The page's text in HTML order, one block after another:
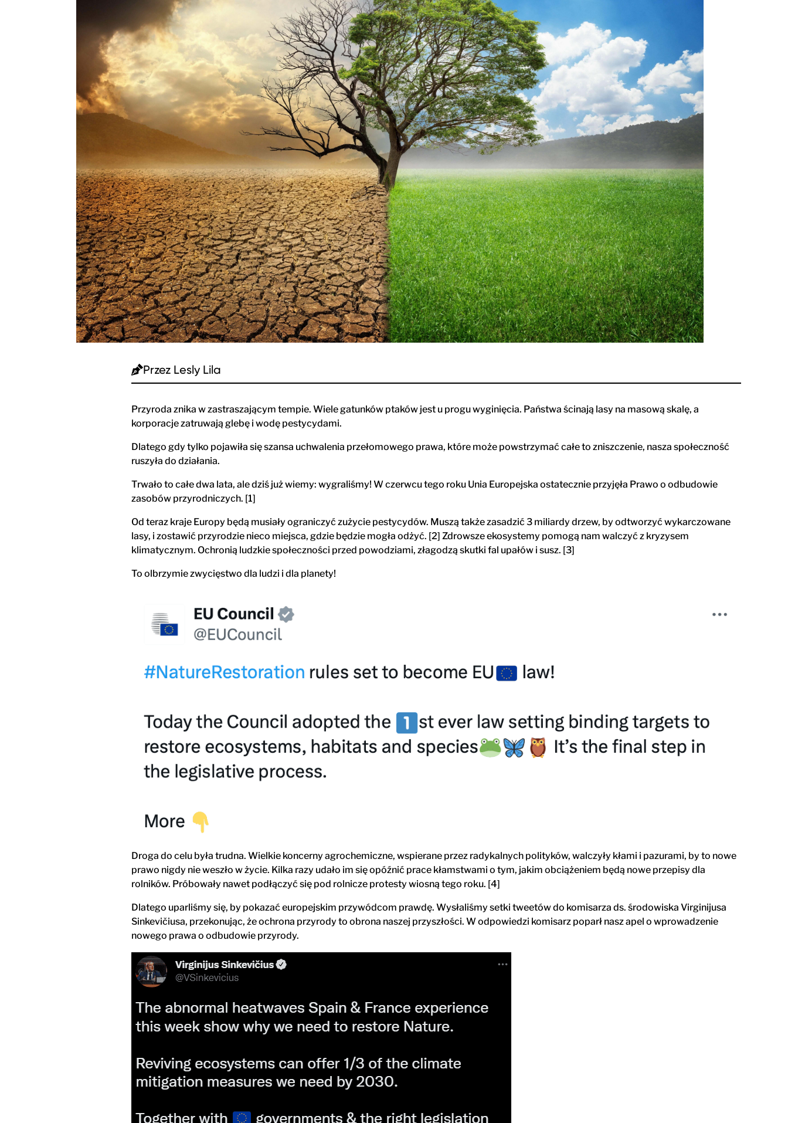
Przez Lesly Lila
Przyroda znika w zastraszającym tempie. Wiele gatunków ptaków jest u progu wyginięcia. Państwa ścinają lasy na masową skalę, a
korporacje zatruwają glebę i wodę pestycydami.
Dlatego gdy tylko pojawiła się szansa uchwalenia przełomowego prawa, które może powstrzymać całe to zniszczenie, nasza społeczność
ruszyła do działania.
Trwało to całe dwa lata, ale dziś już wiemy: wygraliśmy! W czerwcu tego roku Unia Europejska ostatecznie przyjęła Prawo o odbudowie
zasobów przyrodniczych. [1]
Od teraz kraje Europy będą musiały ograniczyć zużycie pestycydów. Muszą także zasadzić 3 miliardy drzew, by odtworzyć wykarczowane
lasy, i zostawić przyrodzie nieco miejsca, gdzie będzie mogła odżyć. [2] Zdrowsze ekosystemy pomogą nam walczyć z kryzysem
klimatycznym. Ochronią ludzkie społeczności przed powodziami, złagodzą skutki fal upałów i susz. [3]
To olbrzymie zwycięstwo dla ludzi i dla planety!
Droga do celu była trudna. Wielkie koncerny agrochemiczne, wspierane przez radykalnych polityków, walczyły kłami i pazurami, by to nowe
prawo nigdy nie weszło w życie. Kilka razy udało im się opóźnić prace kłamstwami o tym, jakim obciążeniem będą nowe przepisy dla
rolników. Próbowały nawet podłączyć się pod rolnicze protesty wiosną tego roku. [4]
Dlatego uparliśmy się, by pokazać europejskim przywódcom prawdę. Wysłaliśmy setki tweetów do komisarza ds. środowiska Virginijusa
Sinkevičiusa, przekonując, że ochrona przyrody to obrona naszej przyszłości. W odpowiedzi komisarz poparł nasz apel o wprowadzenie
nowego prawa o odbudowie przyrody.